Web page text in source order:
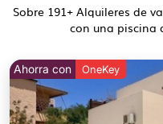
Sobre 191+ Alquileres de
con una piscina
Ahorra con OneKey